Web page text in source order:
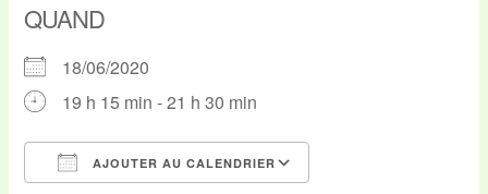
QUAND
18/06/2020
19 h 15 min - 21 h 30 min
AJOUTER AU CALENDRIER